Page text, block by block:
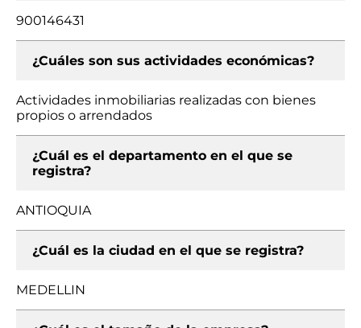
900146431
¿Cuáles son sus actividades económicas?
Actividades inmobiliarias realizadas con bienes
propios o arrendados
¿Cuál es el departamento en el que se
registra?
ANTIOQUIA
¿Cuál es la ciudad en el que se registra?
MEDELLIN